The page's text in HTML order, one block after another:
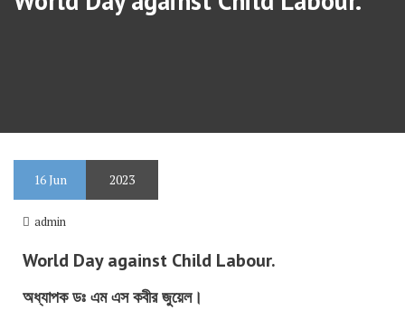
16Jun 2023
admin
World Day against Child Labour.
অধ্যাপক ডঃ এম এস কবীর জুয়েল।